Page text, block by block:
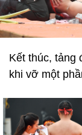
Kết thúc, tảng
khi vỡ một